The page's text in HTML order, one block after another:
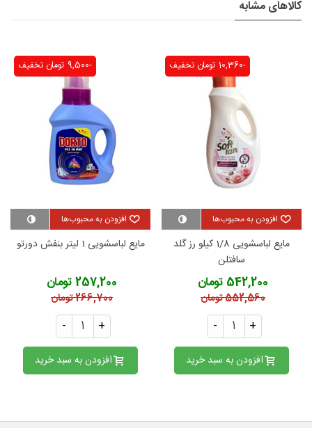
کالاهای مشابه
تخفیف -10,360 تومان
افزودن به محبوب‌ها
مایع لباسشویی 1/8 کیلو رز گلد
سافتلن
542,200 تومان
552,560 تومان
- +
افزودن به سبد خرید
تخفیف -9,500 تومان
افزودن به محبوب‌ها
مایع لباسشویی 1 لیتر بنفش دورتو
257,200 تومان
266,700 تومان
- +
افزودن به سبد خرید